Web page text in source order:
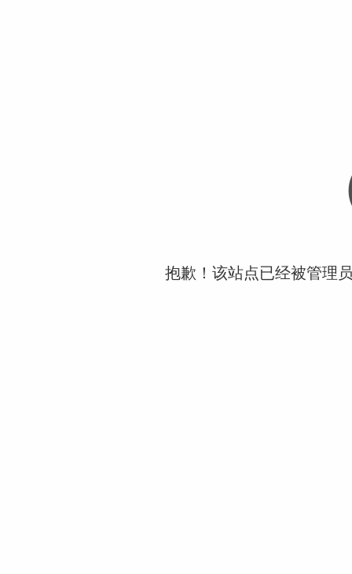
抱歉！该站点已经被管理